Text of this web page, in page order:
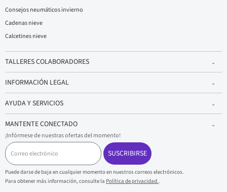
Consejos neumáticos invierno
Cadenas nieve
Calcetines nieve
TALLERES COLABORADORES
INFORMACIÓN LEGAL
AYUDA Y SERVICIOS
MANTENTE CONECTADO
¡Infórmese de nuestras ofertas del momento!
C
o
r
r
e
o
SUSCRIBIRSE
Puede darse de baja en cualquier momento en nuestros correos electrónicos.
Para obtener más información, consulte la Política de privacidad..